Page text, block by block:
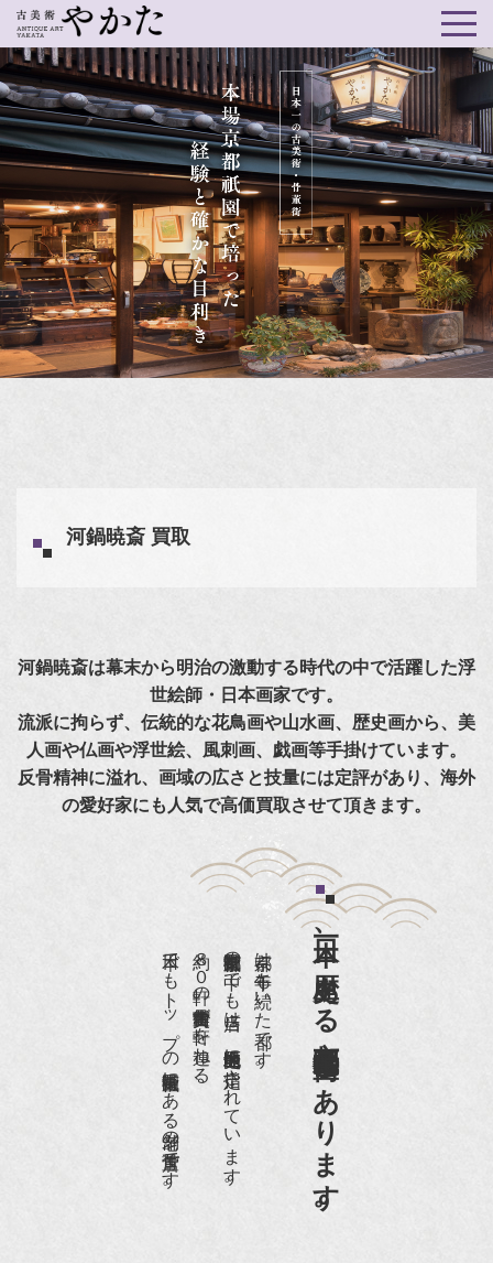
河鍋暁斎 買取
河鍋暁斎は幕末から明治の激動する時代の中で活躍した浮
世絵師・日本画家です。
流派に拘らず、伝統的な花鳥画や山水画、歴史画から、美
人画や仏画や浮世絵、風刺画、戯画等手掛けています。
反骨精神に溢れ、画域の広さと技量には定評があり、海外
の愛好家にも人気で高価買取させて頂きます。
日本一、歴史ある
京都祇園骨董街にあります。
京都は千年も続いた都です。
京都祇園骨董街の中でも当店は、歴史的保全地区に指定されています。
約８０軒の古美術骨董商が軒を連ねる、
日本でもトップの祇園骨董街にある老舗の骨董店です。